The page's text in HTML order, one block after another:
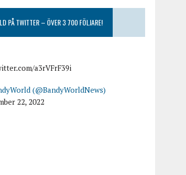
PÅ TWITTER – ÖVER 3 700 FÖLJARE!
a3rVFrF39i
(@BandyWorldNews)
22, 2022